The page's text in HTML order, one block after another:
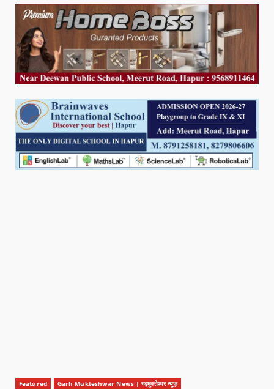
Featured Garh Mukteshwar News | गढ़मुक्तेश्वर न्यूज़